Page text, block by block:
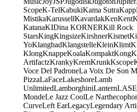
ScopeK-TelKabukiKama SutraKapp
MistikaKarussellKavardakKenKent
KatanaKIDina KORNERKill Rock
StarsKingKingsizeKirshnerKismet
YoKlangbadKlangstelleKleinKlimt
KlongKnappeKoalaKompaktKong
ArtifactzKrankyKremKrunkKscope
Voce Del PadroneLa Voix De Son
PizzaLaFaceLakeshoreLamb
UnlimitedLamborghiniLantern
MondeLe Jazz CoolLe
CurveLeft EarLegacyLegendary